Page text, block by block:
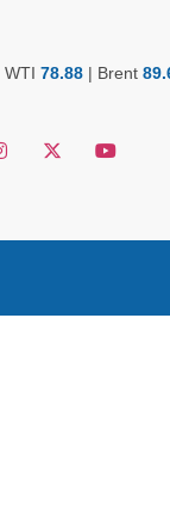
WTI 78.88 | Brent